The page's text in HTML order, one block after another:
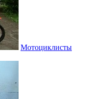
Мотоциклисты